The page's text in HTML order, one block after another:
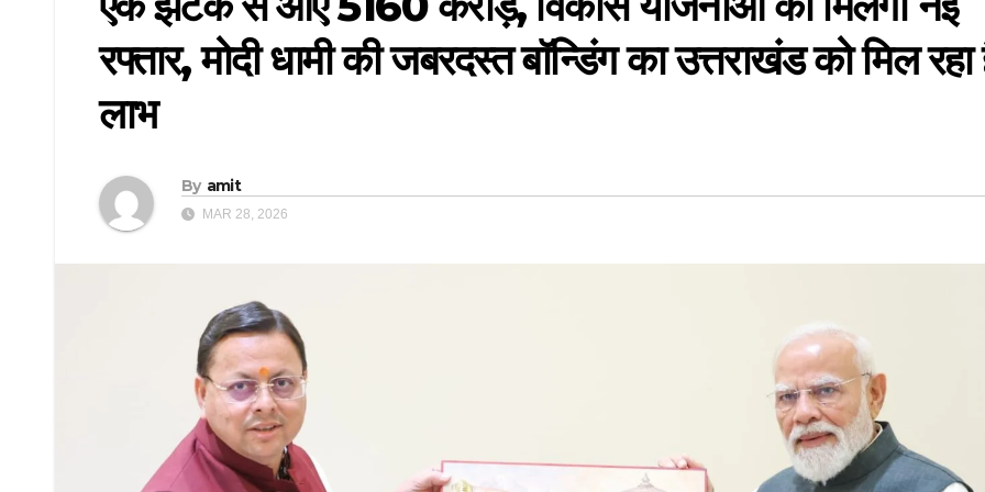
रफ्तार, मोदी धामी की जबरदस्त बॉन्डिंग का उत्तराखंड को मिल रहा
लाभ
By amit
MAR 28, 2026